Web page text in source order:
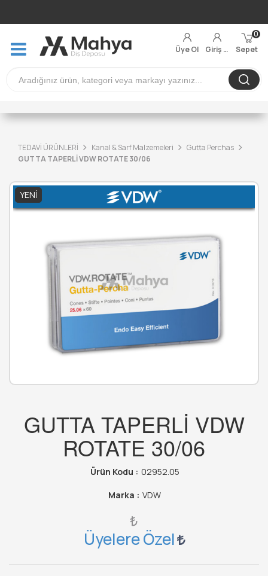
Üye Ol Giriş Yap Sepet
0
TEDAVİ ÜRÜNLERİ Kanal & Sarf Malzemeleri
Gutta Perchas
GUTTA TAPERLİ VDW ROTATE 30/06
YENI
GUTTA TAPERLİ VDW
ROTATE 30/06
Ürün Kodu : 02952.05
Marka : VDW
₺
Üyelere Özel